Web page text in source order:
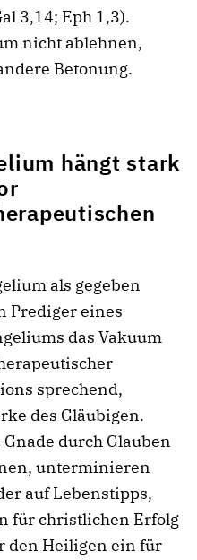
3,14; Eph 1,3).
nicht ablehnen,
Betonung.
hängt stark
als gegeben
Prediger eines
das Vakuum
sprechend,
des Gläubigen.
durch Glauben
unterminieren
auf Lebenstipps,
für christlichen Erfolg
den Heiligen ein für